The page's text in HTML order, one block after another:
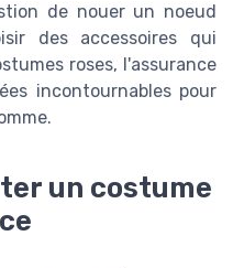
de nouer un noeud
des accessoires qui
roses, l'assurance
incontournables pour
un costume